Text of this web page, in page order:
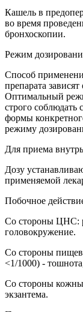
Кашель в
во время
бронхоскопии.
Режим
Способ
препарата
Оптимальный
строго соблюдать
формы
режиму
Для приема
Дозу
применяемой
Побочное
Со стороны ЦНС:
головокружение.
Со стороны
<1/1000) -
Со стороны
экзантема.